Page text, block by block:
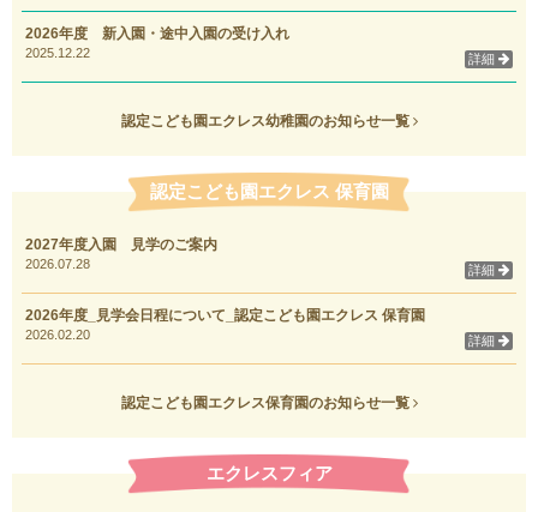
2026年度 新入園・途中入園の受け入れ
2025.12.22 詳細
認定こども園エクレス幼稚園のお知らせ一覧
認定こども園エクレス 保育園
2027年度入園 見学のご案内
2026.07.28 詳細
2026年度_見学会日程について_認定こども園エクレス 保育園
2026.02.20 詳細
認定こども園エクレス保育園のお知らせ一覧
エクレスフィア